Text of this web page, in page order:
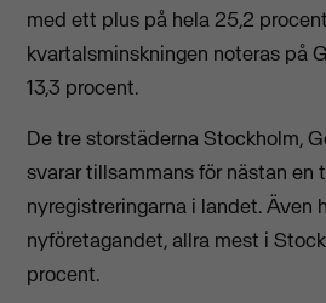
med ett plus på hela 25,2
kvartalsminskningen noteras på
13,3 procent.
De tre storstäderna Stockholm,
svarar tillsammans för nästan en
nyregistreringarna i landet. Även
nyföretagandet, allra mest i
procent.